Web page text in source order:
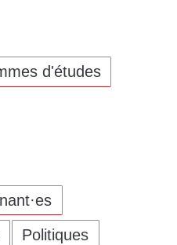
d'études
Politiques